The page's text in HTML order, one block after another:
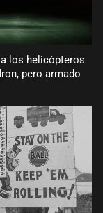
los helicópteros
pero armado